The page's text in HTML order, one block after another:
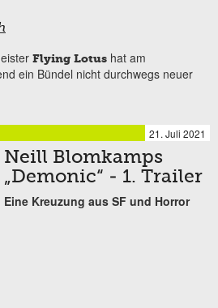
Flying Lotus hat am
ein Bündel nicht durchwegs neuer
21. Juli 2021
Neill Blomkamps
„Demonic“ - 1. Trailer
Eine Kreuzung aus SF und Horror